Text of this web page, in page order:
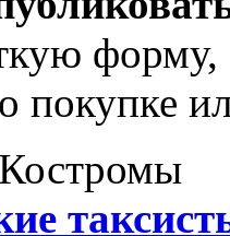
покупке